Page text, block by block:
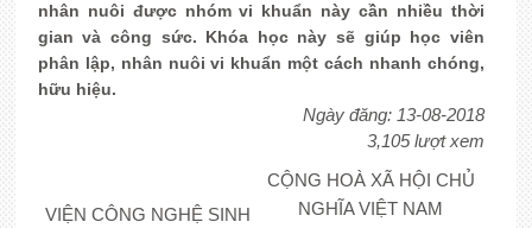
nhân nuôi được nhóm vi khuẩn này cần nhiều thời
gian và công sức. Khóa học này sẽ giúp học viên
phân lập, nhân nuôi vi khuẩn một cách nhanh chóng,
hữu hiệu.
Ngày đăng: 13-08-2018
3,105 lượt xem
VIỆN CÔNG NGHỆ SINH
CỘNG HOÀ XÃ HỘI CHỦ
NGHĨA VIỆT NAM